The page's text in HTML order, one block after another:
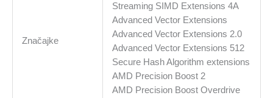
Značajke
Streaming SIMD Extensions 4A
Advanced Vector Extensions
Advanced Vector Extensions 2.0
Advanced Vector Extensions 512
Secure Hash Algorithm extensions
AMD Precision Boost 2
AMD Precision Boost Overdrive